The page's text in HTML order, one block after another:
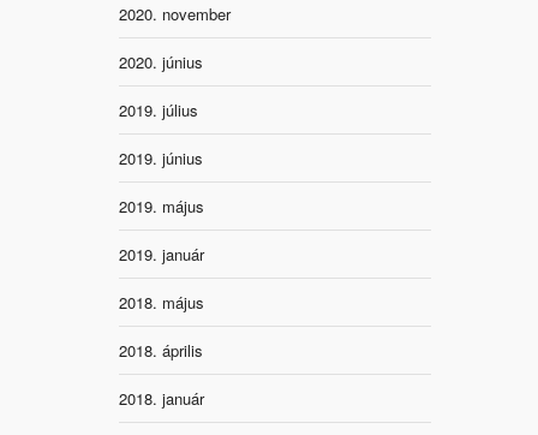
2020. november
2020. június
2019. július
2019. június
2019. május
2019. január
2018. május
2018. április
2018. január